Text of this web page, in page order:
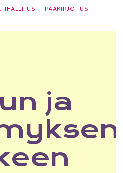
PÄÄKIRJOITUS
ja